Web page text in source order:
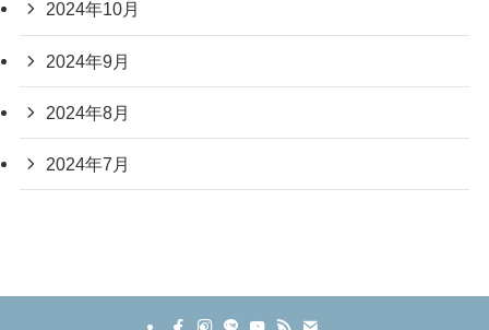
2024年10月
2024年9月
2024年8月
2024年7月